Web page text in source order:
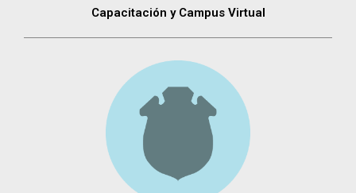
Capacitación y Campus Virtual